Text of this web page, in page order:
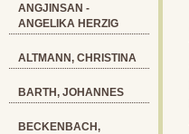
ANGJINSAN -
ANGELIKA HERZIG
ALTMANN, CHRISTINA
BARTH, JOHANNES
BECKENBACH,